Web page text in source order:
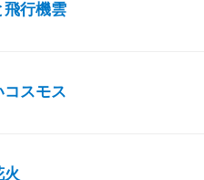
飛行機雲
スモス
火